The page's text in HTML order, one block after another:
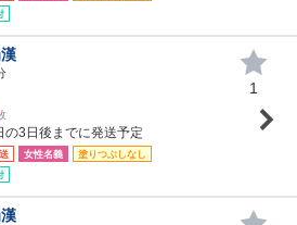
3日後までに発送予定
女性名義
塗りつぶしなし
1